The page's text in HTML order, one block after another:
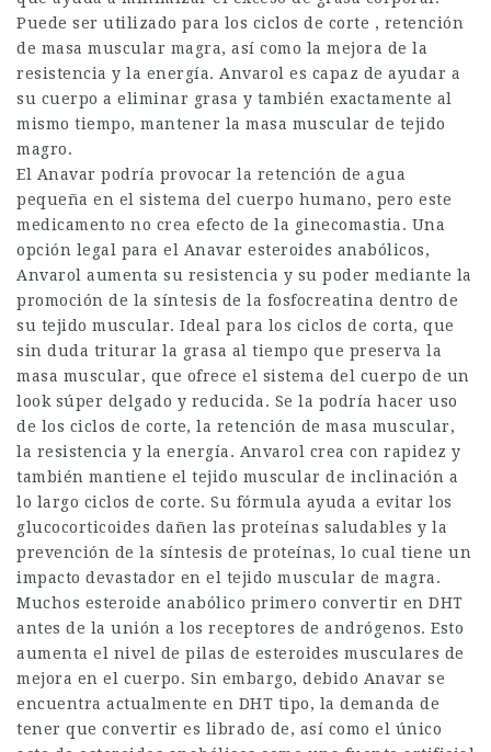
Puede ser utilizado para los ciclos de corte , retención
de masa muscular magra, así como la mejora de la
resistencia y la energía. Anvarol es capaz de ayudar a
su cuerpo a eliminar grasa y también exactamente al
mismo tiempo, mantener la masa muscular de tejido
magro.
El Anavar podría provocar la retención de agua
pequeña en el sistema del cuerpo humano, pero este
medicamento no crea efecto de la ginecomastia. Una
opción legal para el Anavar esteroides anabólicos,
Anvarol aumenta su resistencia y su poder mediante la
promoción de la síntesis de la fosfocreatina dentro de
su tejido muscular. Ideal para los ciclos de corta, que
sin duda triturar la grasa al tiempo que preserva la
masa muscular, que ofrece el sistema del cuerpo de un
look súper delgado y reducida. Se la podría hacer uso
de los ciclos de corte, la retención de masa muscular,
la resistencia y la energía. Anvarol crea con rapidez y
también mantiene el tejido muscular de inclinación a
lo largo ciclos de corte. Su fórmula ayuda a evitar los
glucocorticoides dañen las proteínas saludables y la
prevención de la síntesis de proteínas, lo cual tiene un
impacto devastador en el tejido muscular de magra.
Muchos esteroide anabólico primero convertir en DHT
antes de la unión a los receptores de andrógenos. Esto
aumenta el nivel de pilas de esteroides musculares de
mejora en el cuerpo. Sin embargo, debido Anavar se
encuentra actualmente en DHT tipo, la demanda de
tener que convertir es librado de, así como el único